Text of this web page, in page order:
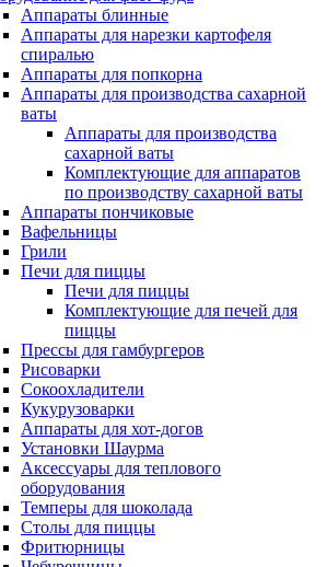
Аппараты блинные
Аппараты для нарезки картофеля
спиралью
Аппараты для попкорна
Аппараты для производства сахарной
ваты
Аппараты для производства
сахарной ваты
Комплектующие для аппаратов
по производству сахарной ваты
Аппараты пончиковые
Вафельницы
Грили
Печи для пиццы
Печи для пиццы
Комплектующие для печей для
пиццы
Прессы для гамбургеров
Рисоварки
Сокоохладители
Кукурузоварки
Аппараты для хот-догов
Установки Шаурма
Аксессуары для теплового
оборудования
Темперы для шоколада
Столы для пиццы
Фритюрницы